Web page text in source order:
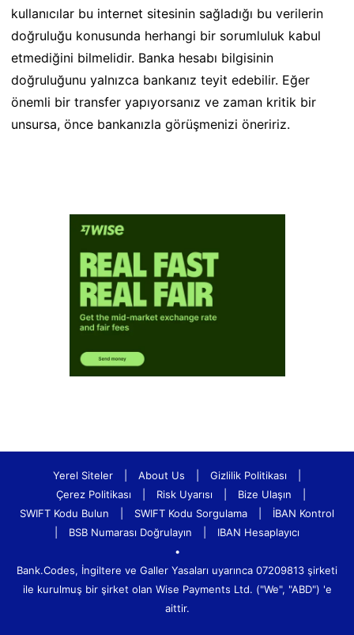
kullanıcılar bu internet sitesinin sağladığı bu verilerin
doğruluğu konusunda herhangi bir sorumluluk kabul
etmediğini bilmelidir. Banka hesabı bilgisinin
doğruluğunu yalnızca bankanız teyit edebilir. Eğer
önemli bir transfer yapıyorsanız ve zaman kritik bir
unsursa, önce bankanızla görüşmenizi öneririz.
Yerel Siteler About Us Gizlilik Politikası
Çerez Politikası
Risk Uyarısı Bize Ulaşın
SWIFT Kodu Bulun
SWIFT Kodu Sorgulama
İBAN Kontrol
BSB Numarası Doğrulayın
IBAN Hesaplayıcı
•
Bank.Codes, İngiltere ve Galler Yasaları uyarınca 07209813 şirketi
ile kurulmuş bir şirket olan Wise Payments Ltd. ("We", "ABD") 'e
aittir.